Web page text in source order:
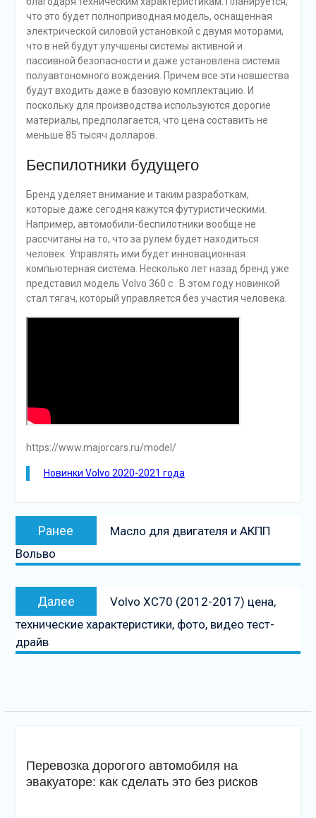
что это будет полноприводная модель, оснащенная
электрической силовой установкой с двумя моторами,
что в ней будут улучшены системы активной и
пассивной безопасности и даже установлена система
полуавтономного вождения. Причем все эти новшества
будут входить даже в базовую комплектацию. И
поскольку для производства используются дорогие
материалы, предполагается, что цена составить не
меньше 85 тысяч долларов.
Беспилотники будущего
Бренд уделяет внимание и таким разработкам,
которые даже сегодня кажутся футуристическими.
Например, автомобили-беспилотники вообще не
рассчитаны на то, что за рулем будет находиться
человек. Управлять ими будет инновационная
компьютерная система. Несколько лет назад бренд уже
представил модель Volvo 360 c . В этом году новинкой
стал тягач, который управляется без участия человека.
https://www.majorcars.ru/model/
Новинки Volvo 2020-2021 года
Навигация
записям
Ранее
Предыдущая
запись:
Масло для двигателя и АКПП
Вольво
Далее
Следующая
запись
Volvo XC70 (2012-2017) цена,
технические характеристики, фото, видео тест-
драйв
Перевозка дорогого автомобиля на
эвакуаторе: как сделать это без рисков